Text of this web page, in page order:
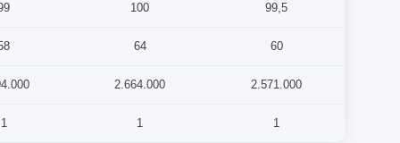
100 99,5
64 60
2.664.000 2.571.000
1 1 1